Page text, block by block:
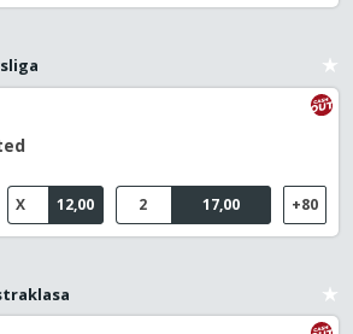
12,00
X 17,00
2 +80